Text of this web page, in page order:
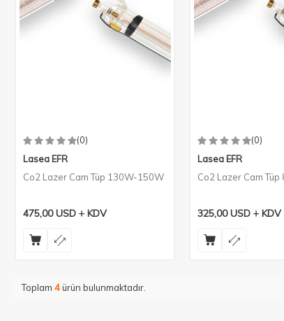
(0)
Lasea EFR
Co2 Lazer Cam Tüp 130W-150W
475,00USD KDV
(0)
Lasea EFR
Co2 Lazer Cam
325,00USD KDV
Toplam 4ürün bulunmaktadır.